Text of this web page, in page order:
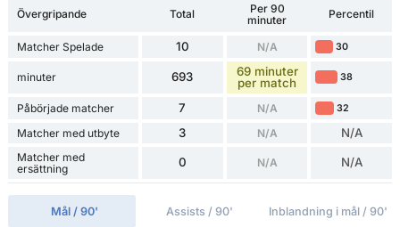
Övergripande Total
Per 90
minuter
Percentil
Matcher Spelade 10 N/A 30
minuter 693
69 minuter
per match
38
Påbörjade matcher 7 N/A 32
Matcher med utbyte 3 N/A N/A
Matcher med
ersättning
0 N/A N/A
Mål / 90' Assists / 90' Inblandning i mål / 90'